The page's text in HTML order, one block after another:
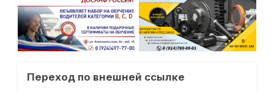
Переход по внешней ссылке